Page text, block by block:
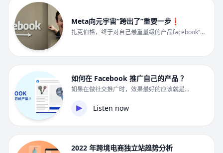
Meta向元宇宙“跨出了”重要一步❗
扎克伯格，终于对自己最重量级的产品facebook“动
如何在 Facebook 推广自己的产品 ？
如果在做社交推广时，效果最好的应该就是
铺，还能推广自己 […]
Listen now
2022 年跨境电商独立站趋势分析